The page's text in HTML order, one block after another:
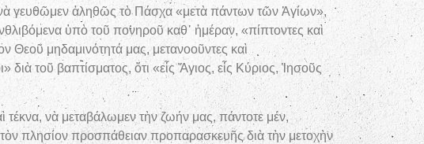
γευθῶμεν ἀληθῶς τὸ Πάσχα «μετὰ πάντων τῶν Ἁγίων»,
ὑπὸ τοῦ πονηροῦ καθ᾿ ἡμέραν, «πίπτοντες καὶ
Θεοῦ μηδαμινότητά μας, μετανοοῦντες καὶ
τοῦ βαπτίσματος, ὅτι «εἷς Ἅγιος, εἷς Κύριος, Ἰησοῦς
νὰ μεταβάλωμεν τὴν ζωήν μας, πάντοτε μέν,
πλησίον προσπάθειαν προπαρασκευῆς διὰ τὴν μετοχὴν